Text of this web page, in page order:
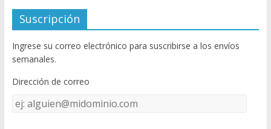
e
b
o
o
k
itt
er
u
T
u
e
C
Suscripción
Ingrese su correo electrónico para suscribirse a los envíos
semanales.
Dirección de correo
Dirección
de